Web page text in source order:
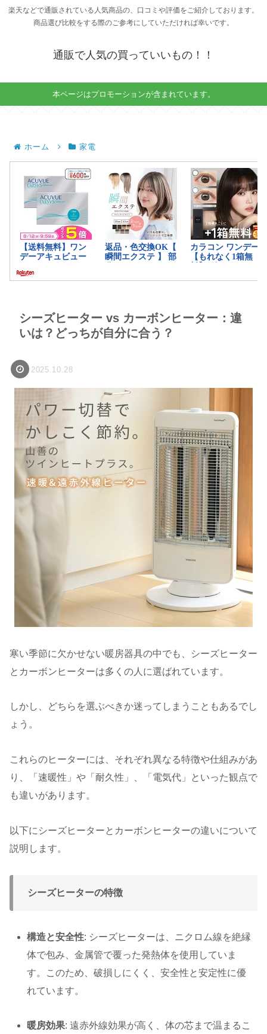
楽天などで通販されている人気商品の、口コミや評価をご紹介しております。
商品選び比較をする際のご参考にしていただければ幸いです。
通販で人気の買っていいもの！！
本ページはプロモーションが含まれています。
ホーム 家電
シーズヒーター vs カーボンヒーター：違
いは？どっちが自分に合う？
2025.10.28
寒い季節に欠かせない暖房器具の中でも、シーズヒーター
とカーボンヒーターは多くの人に選ばれています。
しかし、どちらを選ぶべきか迷ってしまうこともあるでし
ょう。
これらのヒーターには、それぞれ異なる特徴や仕組みがあ
り、「速暖性」や「耐久性」、「電気代」といった観点で
も違いがあります。
以下にシーズヒーターとカーボンヒーターの違いについて
説明します。
シーズヒーターの特徴
構造と安全性: シーズヒーターは、ニクロム線を絶縁
体で包み、金属管で覆った発熱体を使用していま
す。このため、破損しにくく、安全性と安定性に優
れています。
暖房効果: 遠赤外線効果が高く、体の芯まで温まるこ